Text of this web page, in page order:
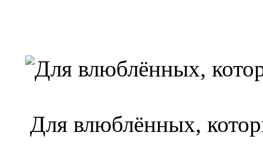
Для влюблённых,